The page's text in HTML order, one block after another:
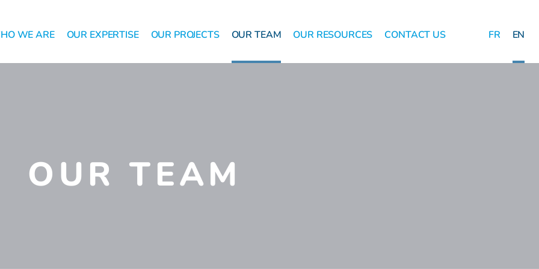
WE ARE OUR EXPERTISE OUR PROJECTS OUR TEAM OUR RESOURCES CONTACT US FR EN
OUR TEAM